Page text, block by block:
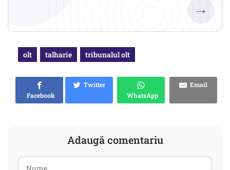
→
olt talharie tribunalul olt
Facebook
Twitter
WhatsApp
Email
Adaugă comentariu